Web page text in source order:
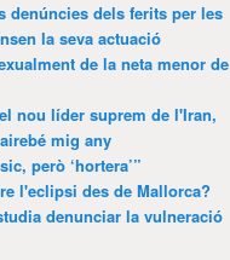
denúncies dels ferits per les
la seva actuació
de la neta menor de
nou líder suprem de l'Iran,
mig any
però ‘hortera’”
l'eclipsi des de Mallorca?
denunciar la vulneració